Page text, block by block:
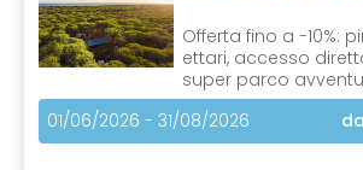
Offerta fino a -10%:
ettari, accesso
super parco
01/06/2026 - 31/08/2026